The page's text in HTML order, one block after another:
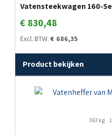
Vatensteekwagen 160-
€ 830,48
Excl. BTW: € 686,35
Product bekijken
363 kg